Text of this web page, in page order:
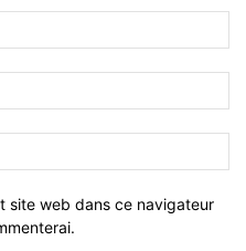
site web dans ce navigateur